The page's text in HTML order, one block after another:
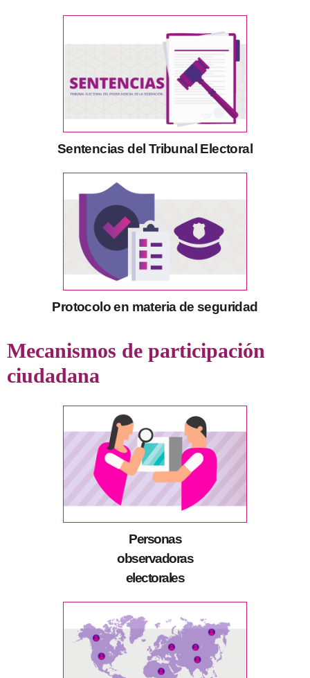
Sentencias del Tribunal Electoral
Protocolo en materia de seguridad
Mecanismos de participación
ciudadana
Personas
observadoras
electorales